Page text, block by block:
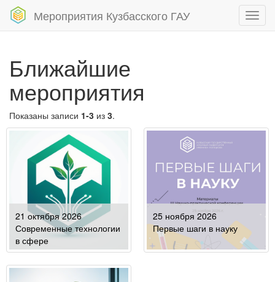
Мероприятия Кузбасского ГАУ
Ближайшие
мероприятия
Показаны записи 1-3 из 3.
21 октября 2026
Современные технологии
в сфере
сельскохозяйственного
производства и
25 ноября 2026
Первые шаги в науку